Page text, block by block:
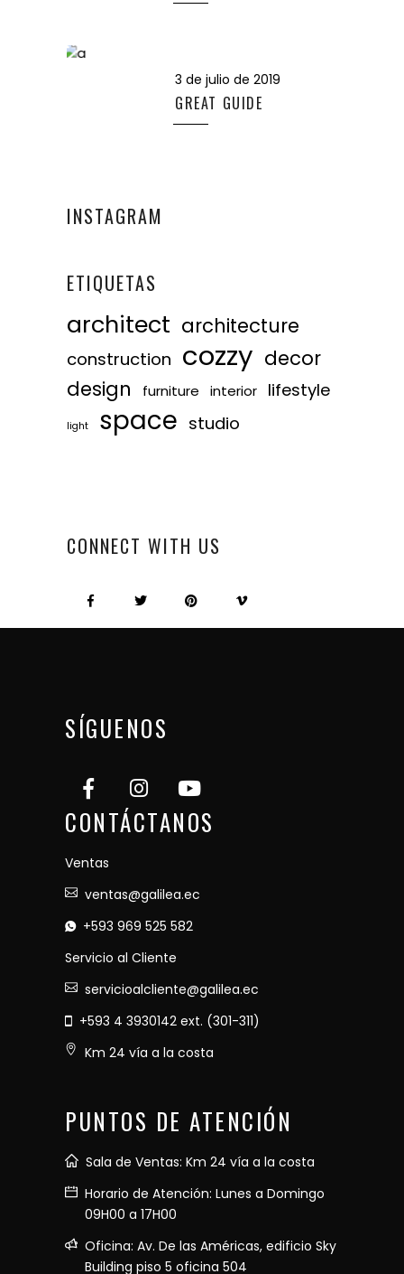
3 de julio de 2019
GREAT GUIDE
INSTAGRAM
ETIQUETAS
architect architecture
construction cozzy decor
design
furniture interior lifestyle
light space studio
CONNECT WITH US
SÍGUENOS
CONTÁCTANOS
Ventas
ventas@galilea.ec
+593 969 525 582
Servicio al Cliente
servicioalcliente@galilea.ec
+593 4 3930142 ext. (301-311)
Km 24 vía a la costa
PUNTOS DE ATENCIÓN
Sala de Ventas: Km 24 vía a la costa
Horario de Atención: Lunes a Domingo
09H00 a 17H00
Oficina: Av. De las Américas, edificio Sky
Building piso 5 oficina 504